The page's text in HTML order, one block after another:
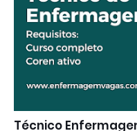
Técnico